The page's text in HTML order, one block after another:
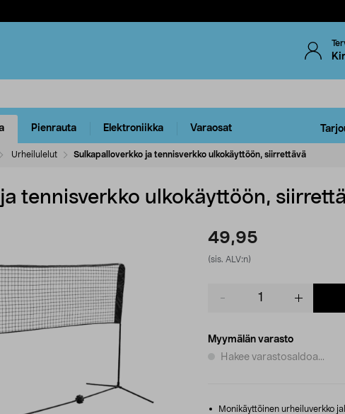
Pienrauta Elektroniikka Varaosat
Urheilulelut Sulkapalloverkko ja tennisverkko ulkokäyttöön, siirrettävä
tennisverkko ulkokäyttöön,
49,95
(sis. ALV:n)
Myymälän varasto
Hakee varastosaldoa...
Monikäyttöinen urheiluverkko